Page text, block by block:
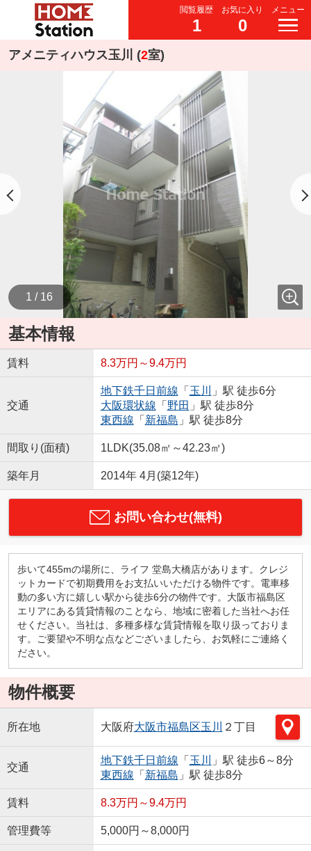
閲覧履歴
1
お気に入り
0
メニュー
アメニティハウス玉川 (2室)
1 / 16
基本情報
賃料 8.3万円～9.4万円
交通
地下鉄千日前線 「 玉川
」駅 徒歩6分
大阪環状線 「 野田 」駅 徒歩8分
東西線 「 新福島 」駅 徒歩8分
間取り(面積) 1LDK(35.08㎡～42.23㎡)
築年月 2014年 4月(築12年)
お問い合わせ(無料)
歩いて455mの場所に、ライフ 堂島大橋店があります。クレジ
ットカードで初期費用をお支払いいただける物件です。電車移
動の多い方に嬉しい駅から徒歩6分の物件です。大阪市福島区
エリアにある賃貸情報のことなら、地域に密着した当社へお任
せください。当社は、多種多様な賃貸情報を取り扱っておりま
す。ご要望や不明な点などございましたら、お気軽にご連絡く
ださい。
物件概要
所在地 大阪府大阪市福島区玉川 ２丁目
交通
地下鉄千日前線 「 玉川
」駅 徒歩6～8分
東西線 「 新福島 」駅 徒歩8分
賃料 8.3万円～9.4万円
管理費等 5,000円～8,000円